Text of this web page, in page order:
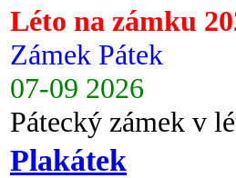
Léto na zámku
Zámek Pátek
07-09 2026
Pátecký zámek v
Plakátek